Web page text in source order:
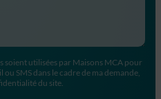
soient utilisées par Maisons MCA pour
SMS dans le cadre de ma demande,
du site.